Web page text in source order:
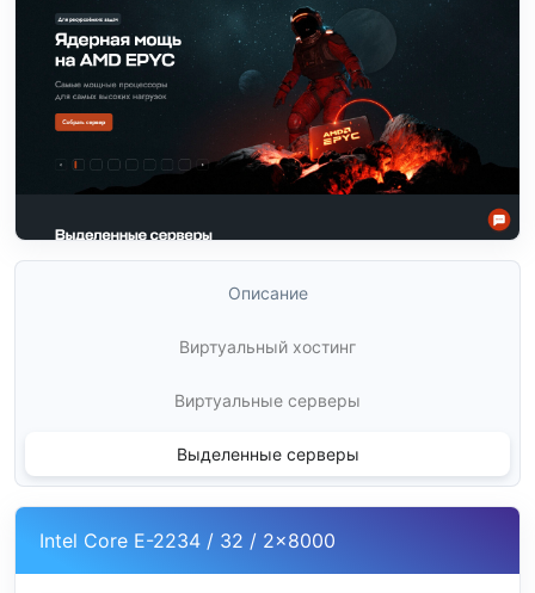
Описание
Виртуальный хостинг
Виртуальные серверы
Выделенные серверы
Intel Core E-2234 / 32 / 2x8000